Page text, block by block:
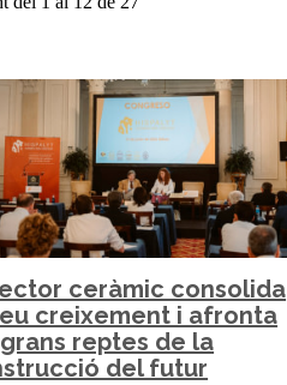
ceràmic consolida
creixement i afronta
reptes de la
del futur